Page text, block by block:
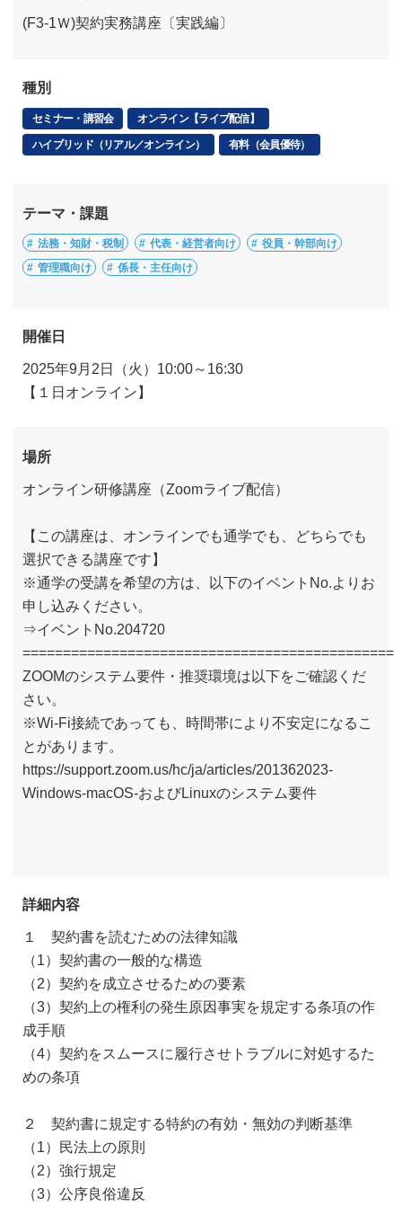
(F3-1Ｗ)契約実務講座〔実践編〕
種別
セミナー・講習会 オンライン【ライブ配信】
ハイブリッド（リアル／オンライン） 有料（会員優待）
テーマ・課題
法務・知財・税制 代表・経営者向け 役員・幹部向け
管理職向け 係長・主任向け
開催日
2025年9月2日（火）10:00～16:30
【１日オンライン】
場所
オンライン研修講座（Zoomライブ配信）
【この講座は、オンラインでも通学でも、どちらでも
選択できる講座です】
※通学の受講を希望の方は、以下のイベントNo.よりお
申し込みください。
⇒イベントNo.204720
==============================================
ZOOMのシステム要件・推奨環境は以下をご確認くだ
さい。
※Wi-Fi接続であっても、時間帯により不安定になるこ
とがあります。
https://support.zoom.us/hc/ja/articles/201362023-
Windows-macOS-およびLinuxのシステム要件
詳細内容
１ 契約書を読むための法律知識
（1）契約書の一般的な構造
（2）契約を成立させるための要素
（3）契約上の権利の発生原因事実を規定する条項の作
成手順
（4）契約をスムースに履行させトラブルに対処するた
めの条項
２ 契約書に規定する特約の有効・無効の判断基準
（1）民法上の原則
（2）強行規定
（3）公序良俗違反